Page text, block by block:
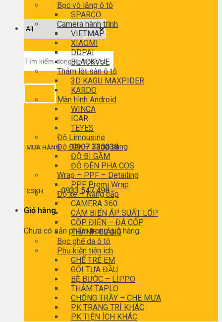
kiếm:
MUA HÀNG0907 330038
CSKH0933 547 498
Giỏ hàng
Chưa có sản phẩm trong giỏ hàng.
Bọc vô lăng ô tô
SPARCO
Camera hành trình
VIETMAP
XIAOMI
DDPAI
BLACKVUE
Thảm lót sàn ô tô
3D KAGU MAXPIDER
KARDO
Màn hình Android
WINCA
ICAR
TEYES
Độ Limousine
Độ Đèn – Tăng sáng
ĐỘ BI GẦM
ĐỘ ĐÈN PHA COS
Wrap – PPF – Detailing
PPF Premi Wrap
Độ xe – Nâng cấp
CAMERA 360
CẢM BIẾN ÁP SUẤT LỐP
CỐP ĐIỆN – ĐÁ CỐP
THANH GIẰNG
Bọc ghế da ô tô
Phụ kiện tiện ích
GHẾ TRẺ EM
GỐI TỰA ĐẦU
BỆ BƯỚC – LIPPO
THẢM TAPLO
CHỐNG TRẦY – CHE MƯA
PK TRANG TRÍ KHÁC
PK TIỆN ÍCH KHÁC